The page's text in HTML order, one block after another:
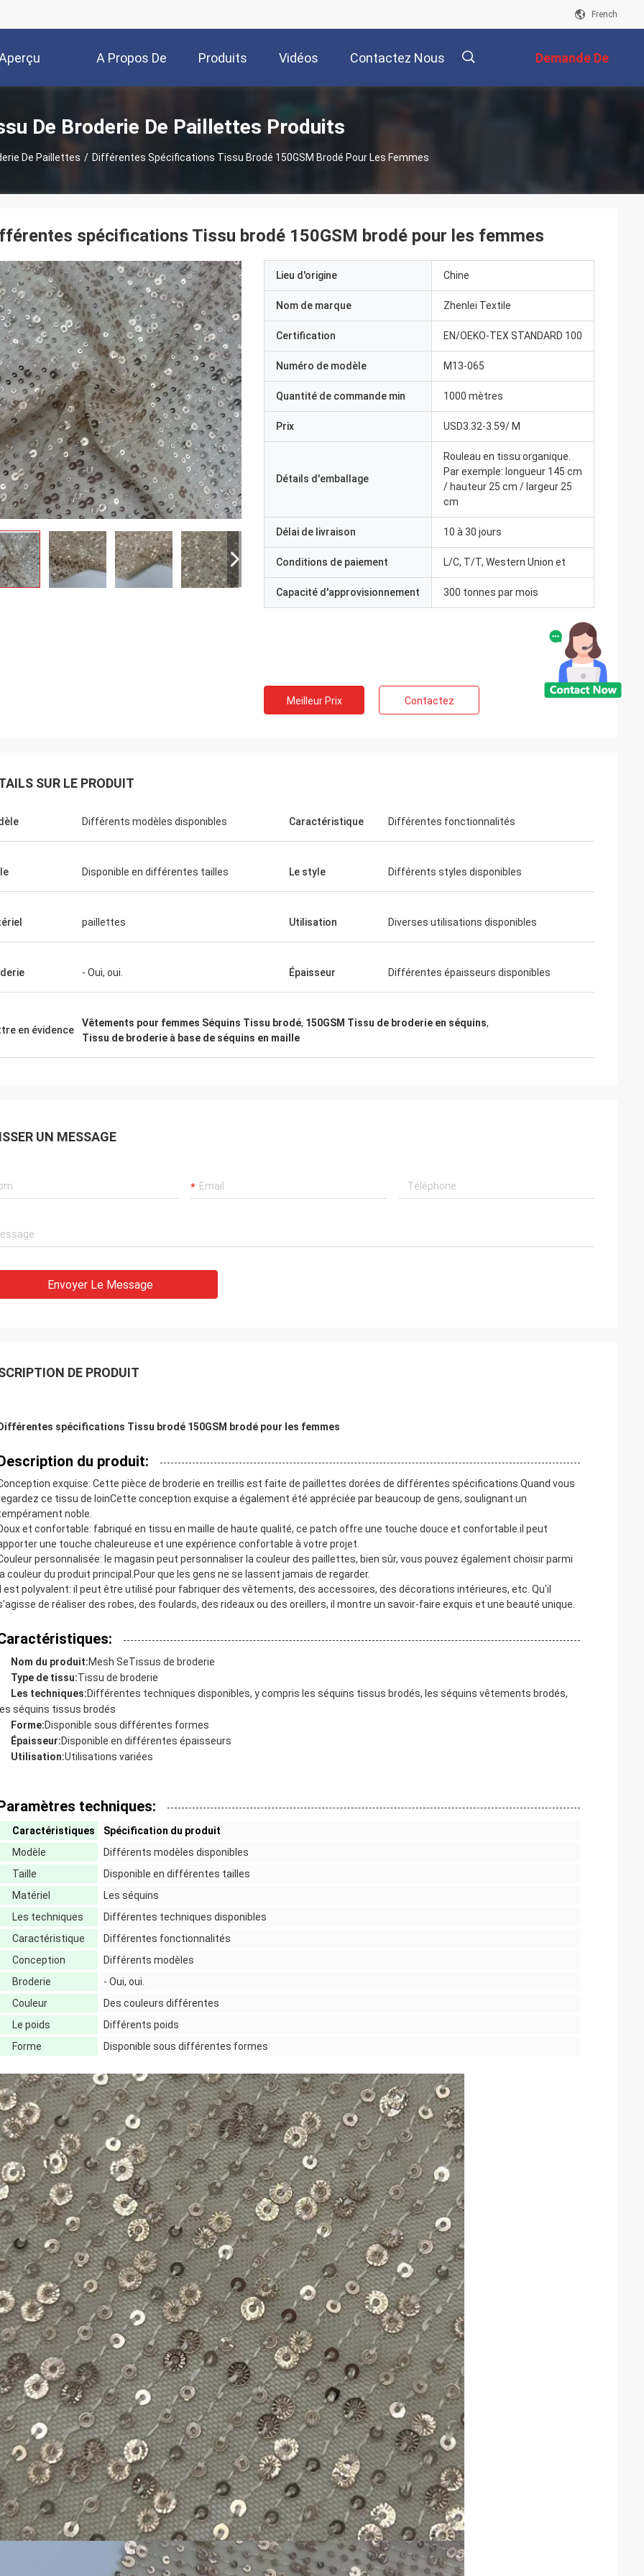
Laisser un message Nous vous rappellerons bientôt!
French
A Propos De
Nous
Produits Vidéos Contactez Nous Demande De
Soumission
De Broderie De Paillettes Produits
De Paillettes / Différentes Spécifications Tissu Brodé 150GSM Brodé Pour Les Femmes
spécifications Tissu brodé 150GSM brodé pour les femmes
Lieu d'origine Chine
Nom de marque Zhenlei Textile
Certification EN/OEKO-TEX STANDARD 100
Numéro de modèle M13-065
Quantité de commande min 1000 mètres
Prix USD3.32-3.59/ M
Détails d'emballage
Rouleau en tissu organique.
Par exemple: longueur 145 cm
/ hauteur 25 cm / largeur 25
cm
Délai de livraison 10 à 30 jours
Conditions de paiement L/C, T/T, Western Union et
Capacité d'approvisionnement 300 tonnes par mois
Meilleur Prix Contactez
SUR LE PRODUIT
Différents modèles disponibles Caractéristique Différentes fonctionnalités
Disponible en différentes tailles Le style Différents styles disponibles
paillettes Utilisation Diverses utilisations disponibles
- Oui, oui. Épaisseur Différentes épaisseurs disponibles
en évidence
Vêtements pour femmes Séquins Tissu brodé, 150GSM Tissu de broderie en séquins,
Tissu de broderie à base de séquins en maille
UN MESSAGE
Envoyer Le Message
DE PRODUIT
spécifications Tissu brodé 150GSM brodé pour les femmes
du produit:
exquise: Cette pièce de broderie en treillis est faite de paillettes dorées de différentes spécifications.Quand vous
ce tissu de loinCette conception exquise a également été appréciée par beaucoup de gens, soulignant un
noble.
et confortable: fabriqué en tissu en maille de haute qualité, ce patch offre une touche douce et confortable.il peut
une touche chaleureuse et une expérience confortable à votre projet.
personnalisée: le magasin peut personnaliser la couleur des paillettes, bien sûr, vous pouvez également choisir parmi
couleur du produit principal.Pour que les gens ne se lassent jamais de regarder.
est polyvalent: il peut être utilisé pour fabriquer des vêtements, des accessoires, des décorations intérieures, etc. Qu'il
de réaliser des robes, des foulards, des rideaux ou des oreillers, il montre un savoir-faire exquis et une beauté unique.
Nom du produit:Mesh SeTissus de broderie
Type de tissu:Tissu de broderie
Les techniques:Différentes techniques disponibles, y compris les séquins tissus brodés, les séquins vêtements brodés,
séquins tissus brodés
Forme:Disponible sous différentes formes
Épaisseur:Disponible en différentes épaisseurs
Utilisation:Utilisations variées
techniques:
Caractéristiques
Spécification du produit
Modèle
Différents modèles disponibles
Taille
Disponible en différentes tailles
Matériel
Les séquins
Les techniques
Différentes techniques disponibles
Caractéristique
Différentes fonctionnalités
Conception
Différents modèles
Broderie
- Oui, oui.
Couleur
Des couleurs différentes
Le poids
Différents poids
Forme
Disponible sous différentes formes